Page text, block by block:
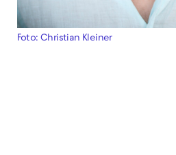
Foto: Christian Kleiner